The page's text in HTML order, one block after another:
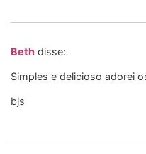
Beth disse:
Simples e delicioso adorei
bjs